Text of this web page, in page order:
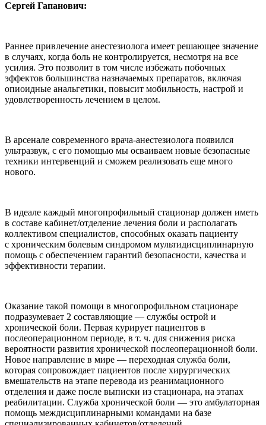
Сергей Гапанович:
Раннее привлечение анестезиолога имеет решающее значение
в случаях, когда боль не контролируется, несмотря на все
усилия. Это позволит в том числе избежать побочных
эффектов большинства назначаемых препаратов, включая
опиоидные анальгетики, повысит мобильность, настрой и
удовлетворенность лечением в целом.
В арсенале современного врача-анестезиолога появился
ультразвук, с его помощью мы осваиваем новые безопасные
техники интервенций и сможем реализовать еще много
нового.
В идеале каждый многопрофильный стационар должен иметь
в составе кабинет/отделение лечения боли и располагать
коллективом специалистов, способных оказать пациенту
с хроническим болевым синдромом мультидисциплинарную
помощь с обеспечением гарантий безопасности, качества и
эффективности терапии.
Оказание такой помощи в многопрофильном стационаре
подразумевает 2 составляющие — службы острой и
хронической боли. Первая курирует пациентов в
послеоперационном периоде, в т. ч. для снижения риска
вероятности развития хронической послеоперационной боли.
Новое направление в мире — переходная служба боли,
которая сопровождает пациентов после хирургических
вмешательств на этапе перевода из реанимационного
отделения и даже после выписки из стационара, на этапах
реабилитации. Служба хронической боли — это амбулаторная
помощь междисциплинарными командами на базе